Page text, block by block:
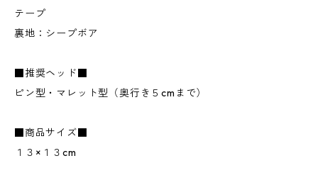
テープ
裏地：シープボア
■推奨ヘッド■
ピン型・マレット型（奥行き５cmまで）
■商品サイズ■
１３×１３cm